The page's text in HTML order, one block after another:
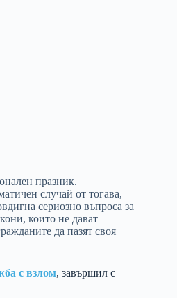
празник.
случай от тогава,
сериозно въпроса за
които не дават
да пазят своя
с взлом, завършил с